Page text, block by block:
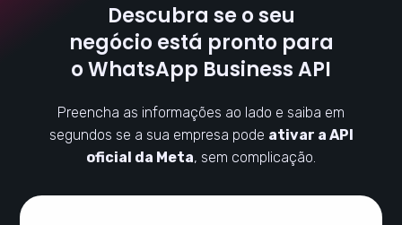
Descubra se o seu
negócio está pronto para
o WhatsApp Business API
Preencha as informações ao lado e saiba em
segundos se a sua empresa pode ativar a API
oficial da Meta, sem complicação.